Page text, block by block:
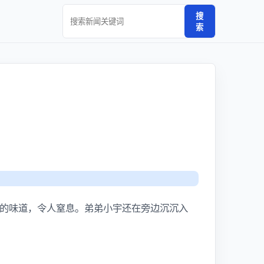
搜
索
味道，令人窒息。弟弟小宇还在旁边沉沉入